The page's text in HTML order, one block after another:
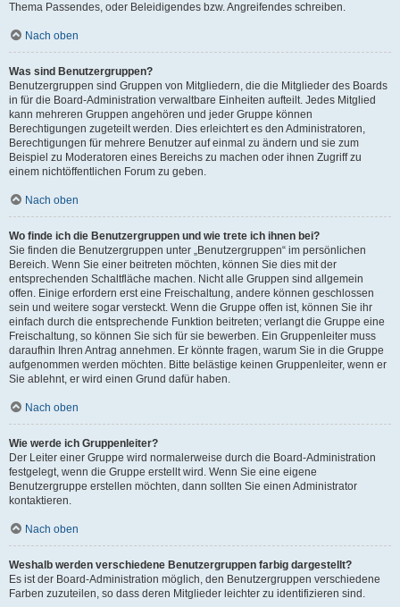
Thema Passendes, oder Beleidigendes bzw. Angreifendes schreiben.
Nach oben
Was sind Benutzergruppen?
Benutzergruppen sind Gruppen von Mitgliedern, die die Mitglieder des Boards
in für die Board-Administration verwaltbare Einheiten aufteilt. Jedes Mitglied
kann mehreren Gruppen angehören und jeder Gruppe können
Berechtigungen zugeteilt werden. Dies erleichtert es den Administratoren,
Berechtigungen für mehrere Benutzer auf einmal zu ändern und sie zum
Beispiel zu Moderatoren eines Bereichs zu machen oder ihnen Zugriff zu
einem nichtöffentlichen Forum zu geben.
Nach oben
Wo finde ich die Benutzergruppen und wie trete ich ihnen bei?
Sie finden die Benutzergruppen unter „Benutzergruppen“ im persönlichen
Bereich. Wenn Sie einer beitreten möchten, können Sie dies mit der
entsprechenden Schaltfläche machen. Nicht alle Gruppen sind allgemein
offen. Einige erfordern erst eine Freischaltung, andere können geschlossen
sein und weitere sogar versteckt. Wenn die Gruppe offen ist, können Sie ihr
einfach durch die entsprechende Funktion beitreten; verlangt die Gruppe eine
Freischaltung, so können Sie sich für sie bewerben. Ein Gruppenleiter muss
daraufhin Ihren Antrag annehmen. Er könnte fragen, warum Sie in die Gruppe
aufgenommen werden möchten. Bitte belästige keinen Gruppenleiter, wenn er
Sie ablehnt, er wird einen Grund dafür haben.
Nach oben
Wie werde ich Gruppenleiter?
Der Leiter einer Gruppe wird normalerweise durch die Board-Administration
festgelegt, wenn die Gruppe erstellt wird. Wenn Sie eine eigene
Benutzergruppe erstellen möchten, dann sollten Sie einen Administrator
kontaktieren.
Nach oben
Weshalb werden verschiedene Benutzergruppen farbig dargestellt?
Es ist der Board-Administration möglich, den Benutzergruppen verschiedene
Farben zuzuteilen, so dass deren Mitglieder leichter zu identifizieren sind.